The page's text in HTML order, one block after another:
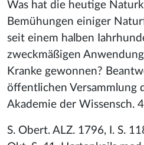
Was hat die heutige
Bemühungen einiger
seit einem halben
zweckmäßigen
Kranke gewonnen?
öffentlichen Versammlung
Akademie der Wissensch.
S. Obert. ALZ. 1796, I. S.